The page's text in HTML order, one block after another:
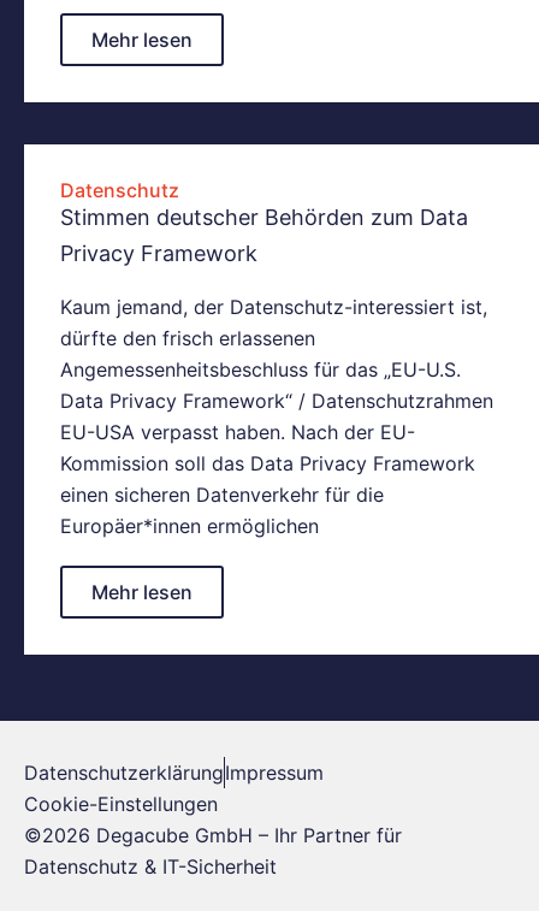
Mehr lesen
Datenschutz
Stimmen deutscher Behörden zum Data
Privacy Framework
Kaum jemand, der Datenschutz-interessiert ist,
dürfte den frisch erlassenen
Angemessenheitsbeschluss für das „EU-U.S.
Data Privacy Framework“ / Datenschutzrahmen
EU-USA verpasst haben. Nach der EU-
Kommission soll das Data Privacy Framework
einen sicheren Datenverkehr für die
Europäer*innen ermöglichen
Mehr lesen
DatenschutzerklärungImpressum
Cookie-Einstellungen
©2026 Degacube GmbH – Ihr Partner für
Datenschutz & IT-Sicherheit